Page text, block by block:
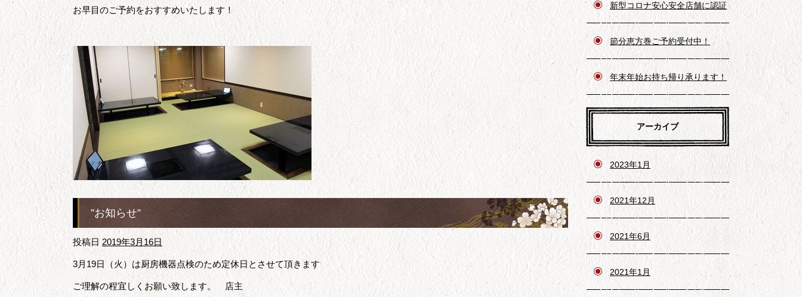
お早目のご予約をおすすめいたします！
”お知らせ”
投稿日 2019年3月16日
3月19日（火）は厨房機器点検のため定休日とさせて頂きます
ご理解の程宜しくお願い致します。 店主
新型コロナ安心安全店舗に認証
されました！
節分恵方巻ご予約受付中！
年末年始お持ち帰り承ります！
アーカイブ
2023年1月
2021年12月
2021年6月
2021年1月